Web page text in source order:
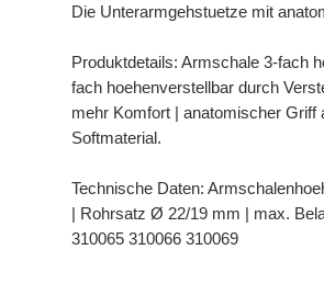
Die Unterarmgehstuetze mit
Produktdetails: Armschale 3-fach
fach hoehenverstellbar durch
mehr Komfort | anatomischer
Softmaterial.
Technische Daten:
| Rohrsatz Ø 22/19 mm | max.
310065 310066 310069